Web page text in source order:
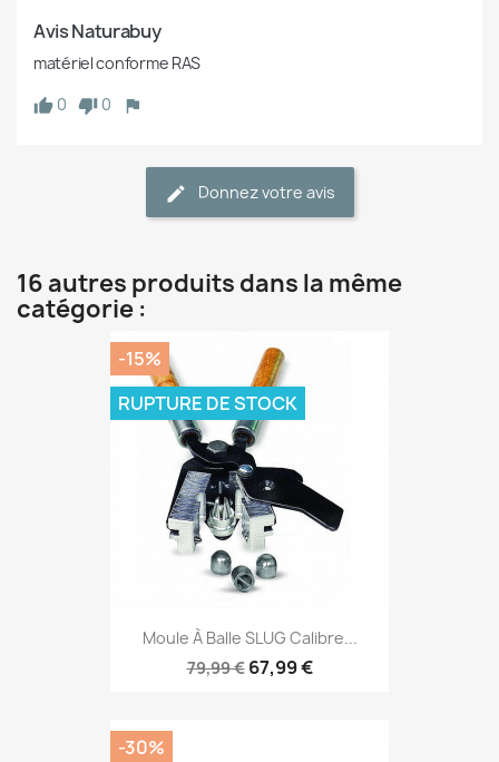
Avis Naturabuy
matériel conforme RAS
0
0
Donnez votre avis
16 autres produits dans la même
catégorie :
Moule À Balle SLUG Calibre...
79,99 € 67,99 €
-15%
RUPTURE DE STOCK
-30%